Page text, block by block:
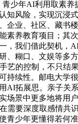
青少年AI利用取素养
知风险，实现沉浸
企业、社区、藏书
素养教育项目；其
，我们借此契机，
、糊口、文娱等多
艺的控制，不只结
持续性。邮电大学
AI拓展思。亲子关
场景中更多地将用
需要深度取感情共
青少年更懂得若何